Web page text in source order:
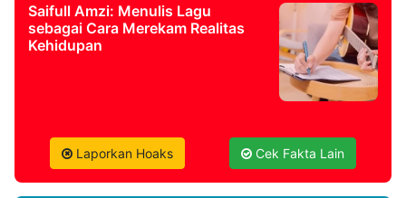
Saifull Amzi: Menulis Lagu
sebagai Cara Merekam Realitas
Kehidupan
Laporkan Hoaks Cek Fakta Lain